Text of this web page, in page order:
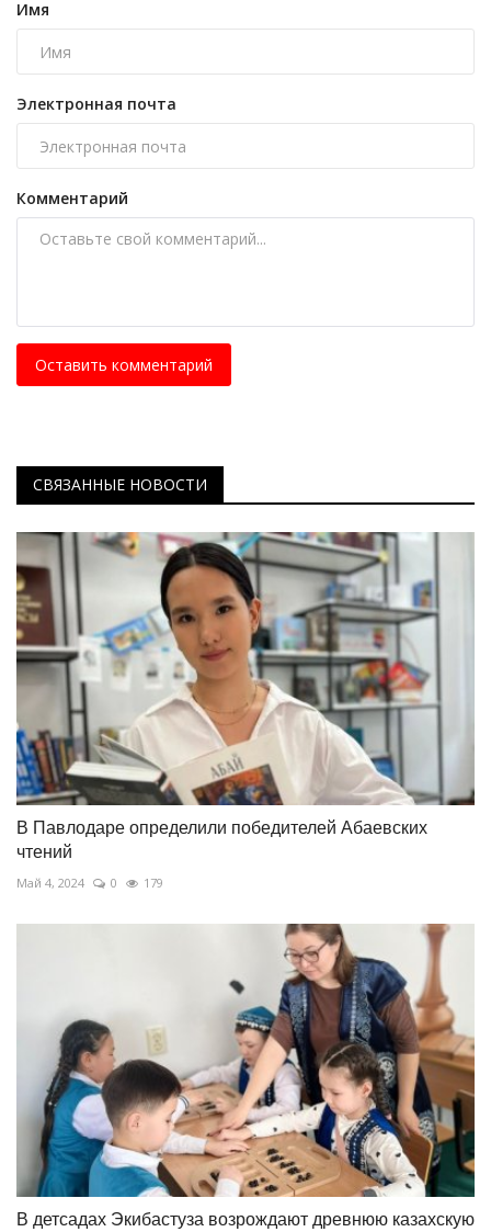
Имя
Электронная почта
Комментарий
Оставить комментарий
СВЯЗАННЫЕ НОВОСТИ
В Павлодаре определили победителей Абаевских
чтений
Май 4, 2024 0 179
В детсадах Экибастуза возрождают древнюю казахскую